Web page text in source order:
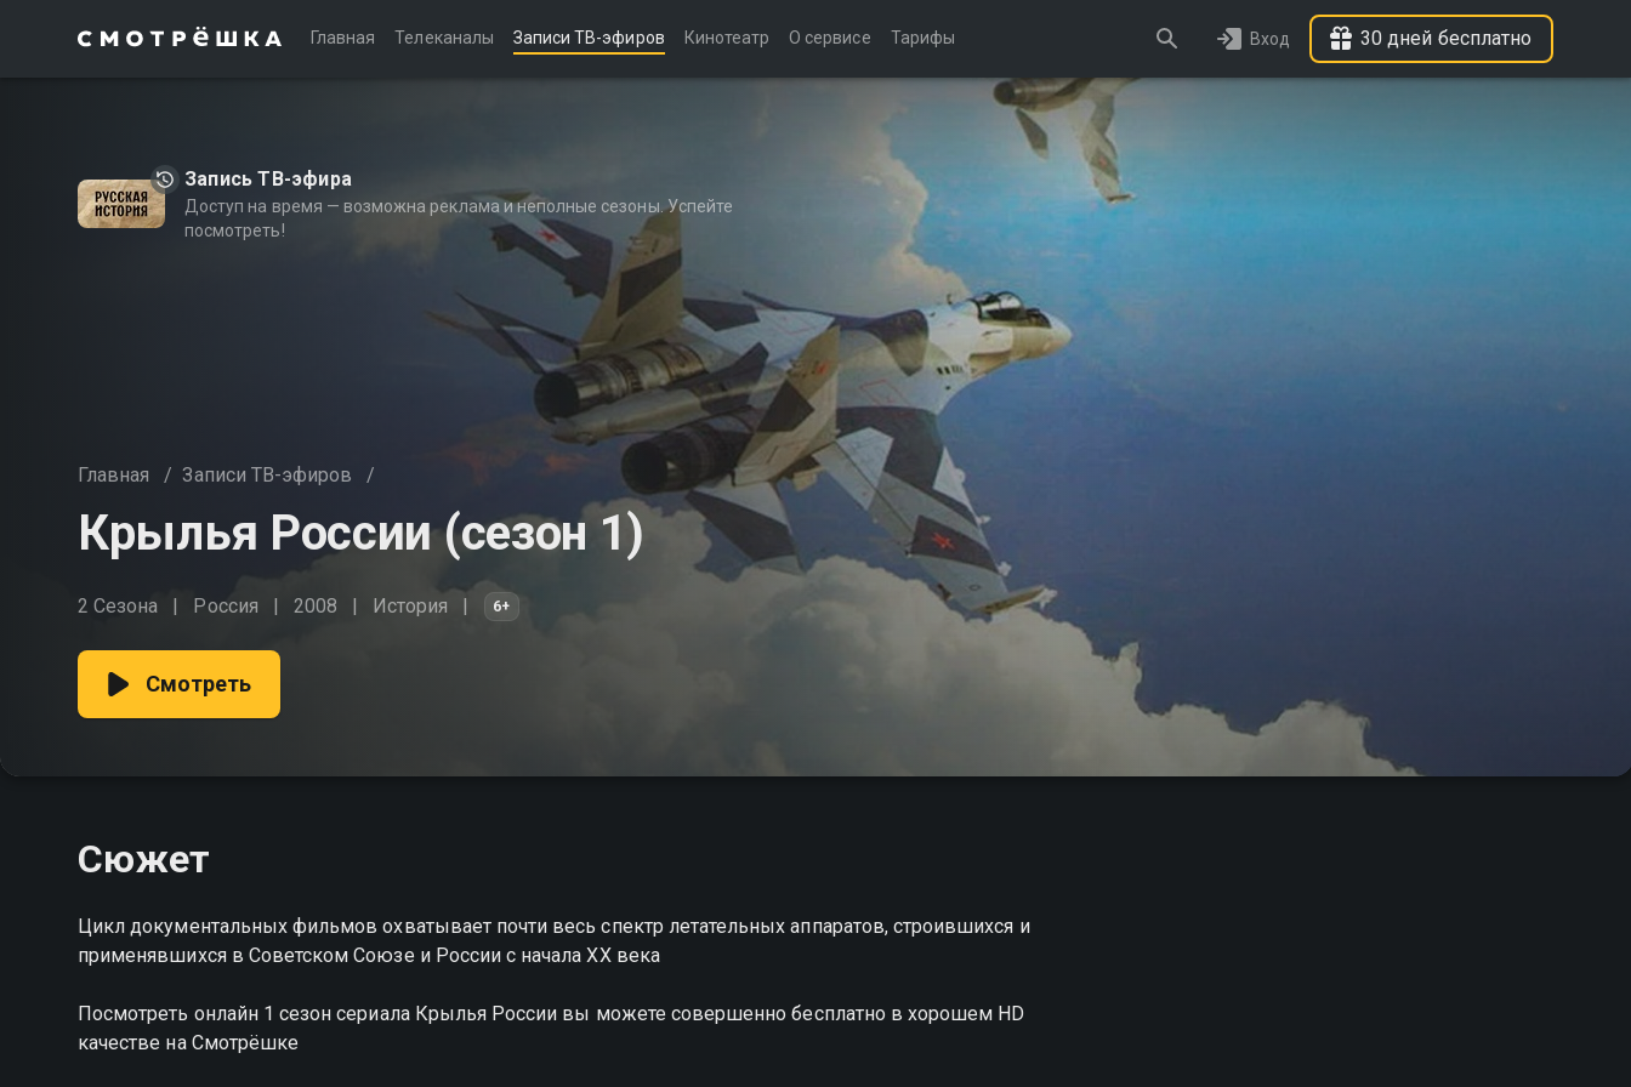
Главная Телеканалы Записи ТВ-эфиров Кинотеатр О сервисе Тарифы Вход 30 дней бесплатно
Запись ТВ-эфира
Доступ на время — возможна реклама и неполные сезоны. Успейте
посмотреть!
Главная / Записи ТВ-эфиров /
Крылья России (сезон 1)
2 Сезона Россия 2008 История 6+
Смотреть
Сюжет
Цикл документальных фильмов охватывает почти весь спектр летательных аппаратов, строившихся и
применявшихся в Советском Союзе и России с начала XX века
Посмотреть онлайн 1 сезон сериала Крылья России вы можете совершенно бесплатно в хорошем HD
качестве на Смотрёшке